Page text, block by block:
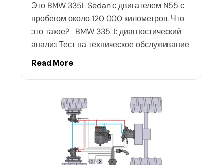
Это BMW 335L Sedan с двигателем N55 с
пробегом около 120 000 километров. Что
это такое? BMW 335LI: диагностический
анализ Тест на техническое обслуживание
Read More